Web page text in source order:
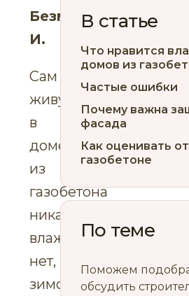
Безматерных
И.
Сам
живу
в
доме
из
газобетона
никакой
влажности
нет,
зимой
В статье
Что нравится
домов из
Частые ошибки
Почему важна
фасада
Как оценивать
газобетоне
По теме
Поможем
обсудить